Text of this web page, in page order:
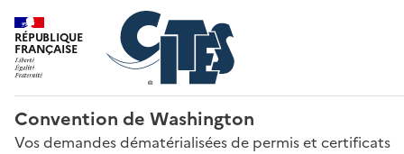
RÉPUBLIQUE
FRANÇAISE
Convention de Washington
Vos demandes dématérialisées de permis et certificats